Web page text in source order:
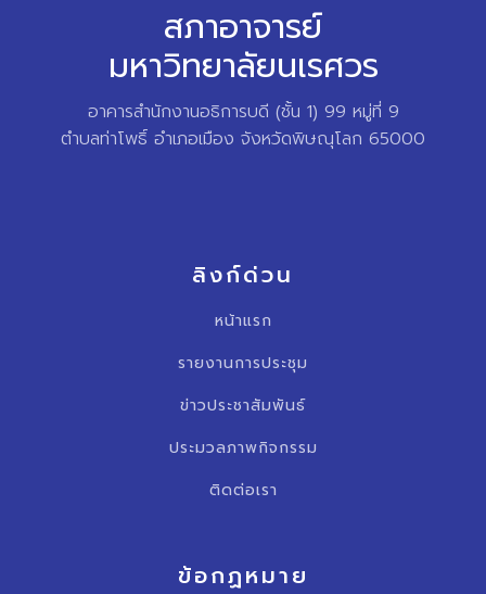
สภาอาจารย์
มหาวิทยาลัยนเรศวร
อาคารสำนักงานอธิการบดี (ชั้น 1) 99 หมู่ที่ 9
ตำบลท่าโพธิ์ อำเภอเมือง จังหวัดพิษณุโลก 65000
ลิงก์ด่วน
หน้าแรก
รายงานการประชุม
ข่าวประชาสัมพันธ์
ประมวลภาพกิจกรรม
ติดต่อเรา
ข้อกฏหมาย